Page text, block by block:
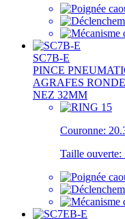
SC7B-E
PINCE
AGRAFES
NEZ 32MM
Couronne:
Taille ouverte: